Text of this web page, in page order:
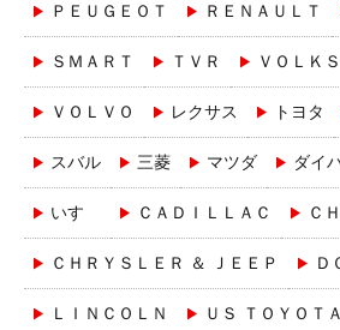
ＰＥＵＧＥＯＴ ＲＥＮＡＵＬＴ
ＳＭＡＲＴ ＴＶＲ ＶＯＬＫ
ＶＯＬＶＯ レクサス トヨタ
スバル 三菱 マツダ ダイ
いすゞ ＣＡＤＩＬＬＡＣ Ｃ
ＣＨＲＹＳＬＥＲ ＆ ＪＥＥＰ Ｄ
ＬＩＮＣＯＬＮ ＵＳ ＴＯＹＯＴＡ